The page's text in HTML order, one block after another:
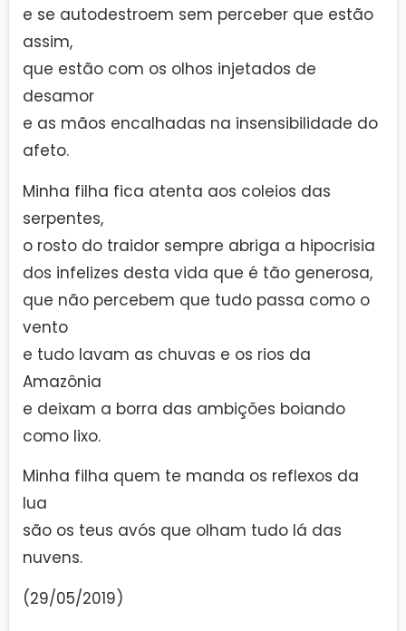
e se autodestroem sem perceber que estão
assim,
que estão com os olhos injetados de
desamor
e as mãos encalhadas na insensibilidade do
afeto.
Minha filha fica atenta aos coleios das
serpentes,
o rosto do traidor sempre abriga a hipocrisia
dos infelizes desta vida que é tão generosa,
que não percebem que tudo passa como o
vento
e tudo lavam as chuvas e os rios da
Amazônia
e deixam a borra das ambições boiando
como lixo.
Minha filha quem te manda os reflexos da
lua
são os teus avós que olham tudo lá das
nuvens.
(29/05/2019)